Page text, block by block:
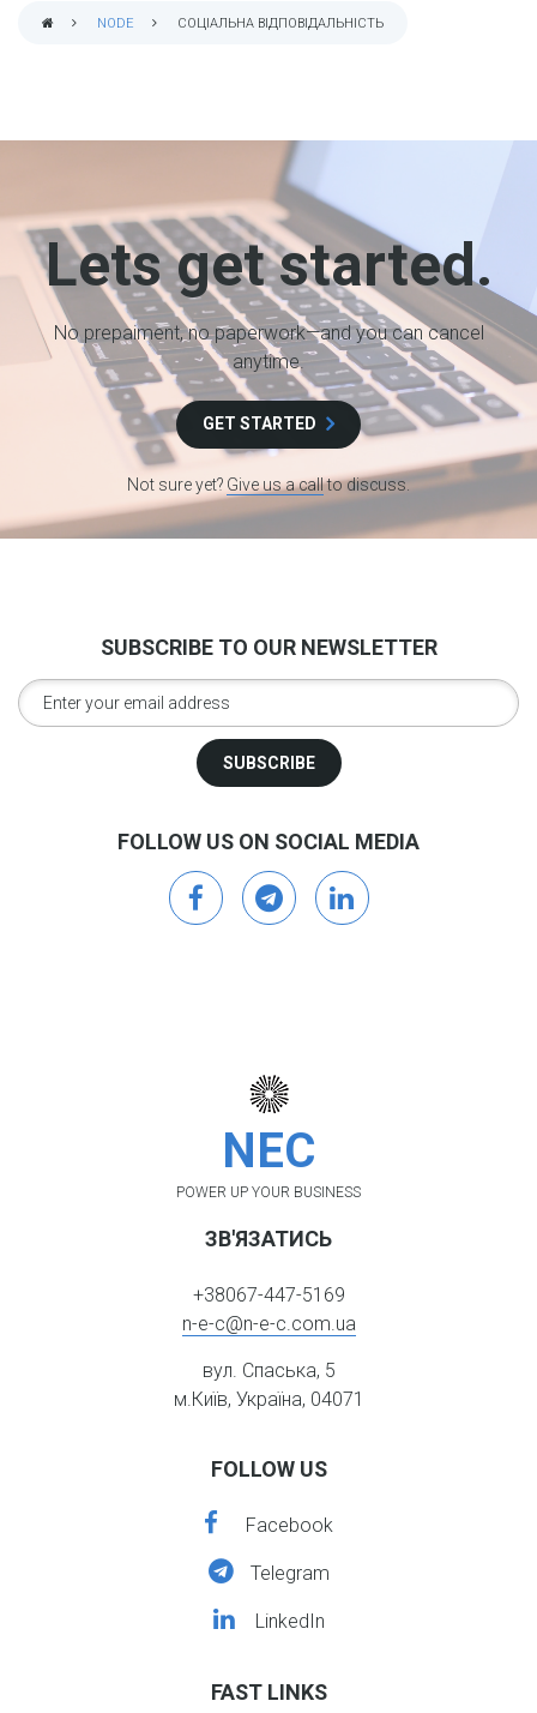
NODE СОЦІАЛЬНА ВІДПОВІДАЛЬНІСТЬ
Lets get started.
No prepaiment, no paperwork—and you can cancel
anytime.
GET STARTED
Not sure yet? Give us a callto discuss.
SUBSCRIBE TO OUR NEWSLETTER
FOLLOW US ON SOCIAL MEDIA
facebooktelegramlinkedin
NEC
POWER UP YOUR BUSINESS
ЗВ'ЯЗАТИСЬ
+38067-447-5169
n-e-c@n-e-c.com.ua
вул. Спаська, 5
м.Київ, Україна, 04071
FOLLOW US
facebook
Facebook
telegram
Telegram
linkedin
LinkedIn
FAST LINKS